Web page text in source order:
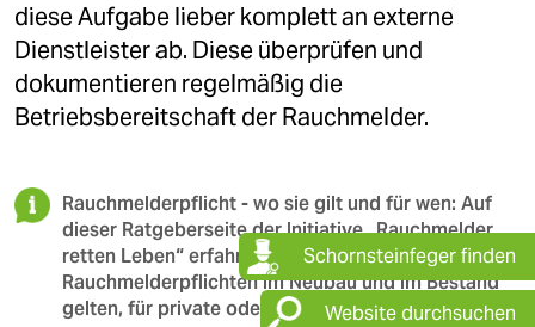
diese Aufgabe lieber komplett an externe
Dienstleister ab. Diese überprüfen und
dokumentieren regelmäßig die
Betriebsbereitschaft der Rauchmelder.
Rauchmelderpflicht - wo sie gilt und für wen: Auf
dieser Ratgeberseite der Initiative „Rauchmelder
retten Leben“ erfahren Sie, ob in Ihrem Bundesland
Rauchmelderpflichten im Neubau und im Bestand
gelten, für private oder gewerbliche Immobilien:
Schornsteinfeger finden
Website durchsuchen